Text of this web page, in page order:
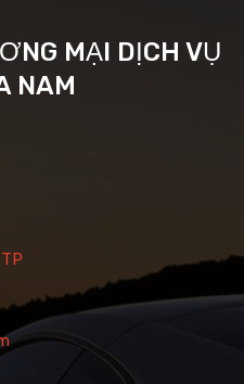
MẠI DỊCH VỤ
NAM